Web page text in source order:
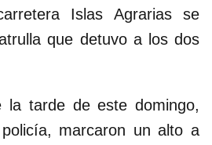
Islas Agrarias se
que detuvo a los dos
la tarde de este domingo,
marcaron un alto a